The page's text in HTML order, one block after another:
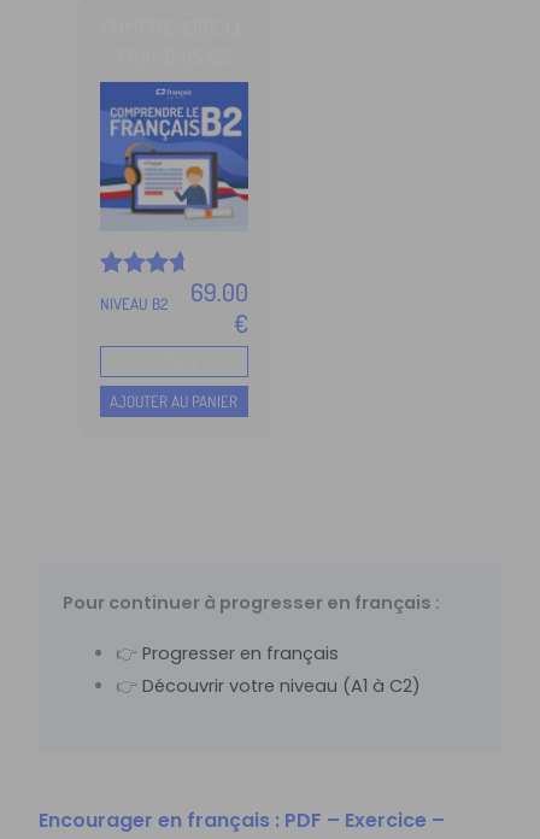
Noté
4.90
sur
5
notation
s client
NIVEAU B2
69.00
€
AJOUTER AU PANIER
Pour continuer à progresser en français :
👉 Progresser en français
👉 Découvrir votre niveau (A1 à C2)
Encourager en français : PDF – Exercice –